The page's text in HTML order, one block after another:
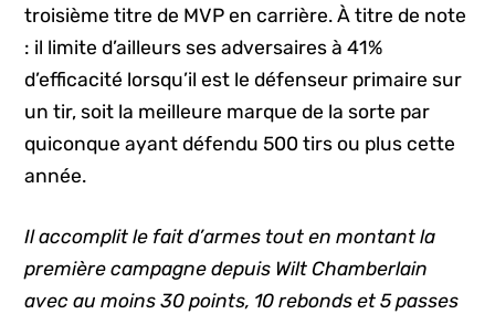
troisième titre de MVP en carrière. À titre de note
: il limite d’ailleurs ses adversaires à 41%
d’efficacité lorsqu’il est le défenseur primaire sur
un tir, soit la meilleure marque de la sorte par
quiconque ayant défendu 500 tirs ou plus cette
année.
Il accomplit le fait d’armes tout en montant la
première campagne depuis Wilt Chamberlain
avec au moins 30 points, 10 rebonds et 5 passes